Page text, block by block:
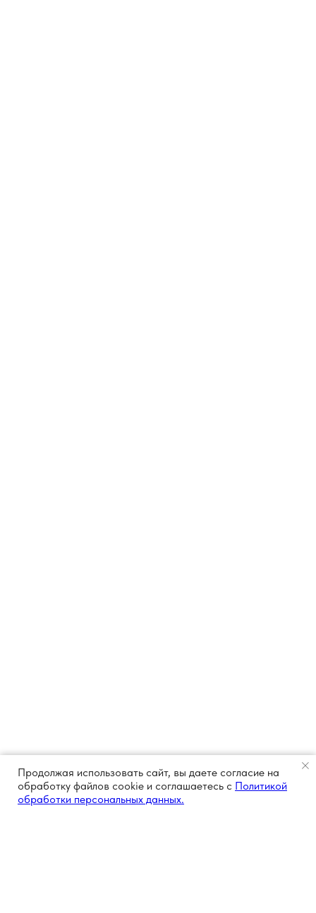
Продолжая использовать сайт, вы даете согласие на
обработку файлов cookie и соглашаетесь с Политикой
обработки персональных данных.